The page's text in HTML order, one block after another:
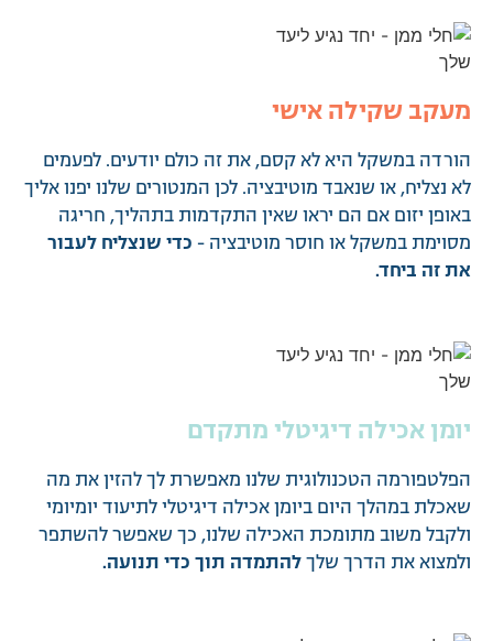
מעקב שקילה אישי
הורדה במשקל היא לא קסם, את זה כולם יודעים. לפעמים
לא נצליח, או שנאבד מוטיבציה. לכן המנטורים שלנו יפנו אליך
באופן יזום אם הם יראו שאין התקדמות בתהליך, חריגה
מסוימת במשקל או חוסר מוטיבציה - כדי שנצליח לעבור
את זה ביחד.
יומן אכילה דיגיטלי מתקדם
הפלטפורמה הטכנולוגית שלנו מאפשרת לך להזין את מה
שאכלת במהלך היום ביומן אכילה דיגיטלי לתיעוד יומיומי
ולקבל משוב מתומכת האכילה שלנו, כך שאפשר להשתפר
ולמצוא את הדרך שלךלהתמדה תוך כדי תנועה.